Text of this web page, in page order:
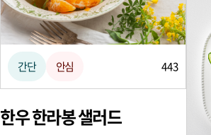
간단 안심 443
한우 한라봉 샐러드